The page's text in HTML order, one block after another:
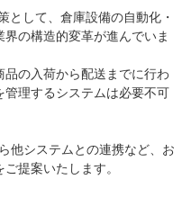
として、倉庫設備の自動化・
の構造的変革が進んでいま
の入荷から配送までに行わ
理するシステムは必要不可
他システムとの連携など、お
提案いたします。